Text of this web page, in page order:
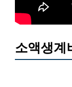
소액생계